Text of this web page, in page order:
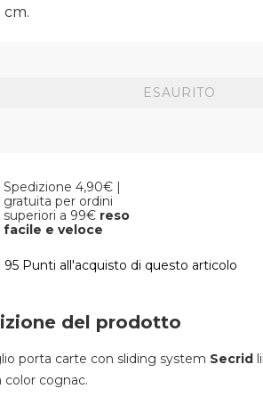
cm.
ESAURITO
Spedizione 4,90€ |
gratuita per ordini
superiori a 99€ reso
facile e veloce
95 Punti all'acquisto di questo articolo
del prodotto
porta carte con sliding system Secrid
color cognac.